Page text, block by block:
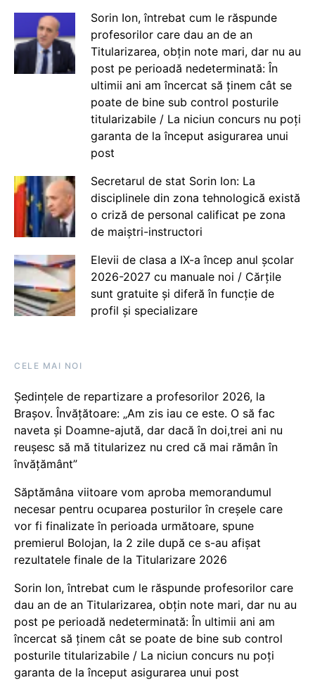
Sorin Ion, întrebat cum le răspunde
profesorilor care dau an de an
Titularizarea, obțin note mari, dar nu au
post pe perioadă nedeterminată: În
ultimii ani am încercat să ținem cât se
poate de bine sub control posturile
titularizabile / La niciun concurs nu poți
garanta de la început asigurarea unui
post
Secretarul de stat Sorin Ion: La
disciplinele din zona tehnologică există
o criză de personal calificat pe zona
de maiștri-instructori
Elevii de clasa a IX-a încep anul școlar
2026-2027 cu manuale noi / Cărțile
sunt gratuite și diferă în funcție de
profil și specializare
CELE MAI NOI
Ședințele de repartizare a profesorilor 2026, la
Brașov. Învățătoare: „Am zis iau ce este. O să fac
naveta și Doamne-ajută, dar dacă în doi,trei ani nu
reușesc să mă titularizez nu cred că mai rămân în
învățământ”
Săptămâna viitoare vom aproba memorandumul
necesar pentru ocuparea posturilor în creșele care
vor fi finalizate în perioada următoare, spune
premierul Bolojan, la 2 zile după ce s-au afișat
rezultatele finale de la Titularizare 2026
Sorin Ion, întrebat cum le răspunde profesorilor care
dau an de an Titularizarea, obțin note mari, dar nu au
post pe perioadă nedeterminată: În ultimii ani am
încercat să ținem cât se poate de bine sub control
posturile titularizabile / La niciun concurs nu poți
garanta de la început asigurarea unui post